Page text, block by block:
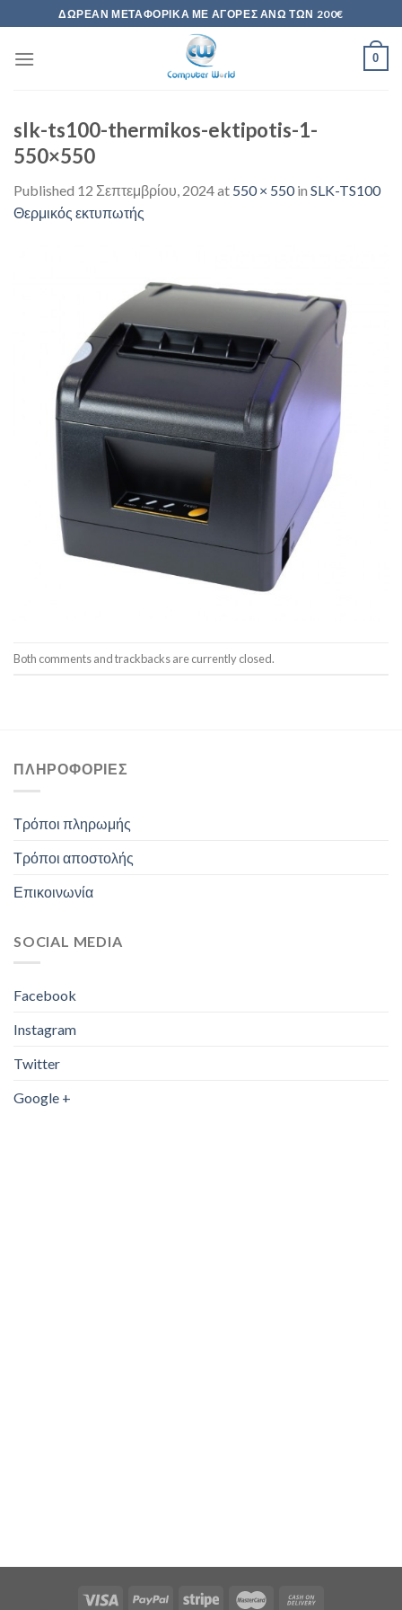
to
content
ΔΩΡΕΆΝ ΜΕΤΑΦΟΡΙΚΆ ΜΕ ΑΓΟΡΈΣ ΆΝΩ ΤΩΝ 200€
0
slk-ts100-thermikos-ektipotis-1-
550×550
Published 12 Σεπτεμβρίου, 2024at 550 × 550in SLK-TS100
Θερμικός εκτυπωτής
Both comments and trackbacks are currently closed.
ΠΛΗΡΟΦΟΡΊΕΣ
Τρόποι πληρωμής
Τρόποι αποστολής
Επικοινωνία
SOCIAL MEDIA
Facebook
Instagram
Twitter
Google +